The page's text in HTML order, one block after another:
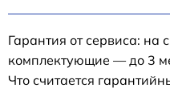
Гарантия от сервиса: на
комплектующие — до 3
Что считается